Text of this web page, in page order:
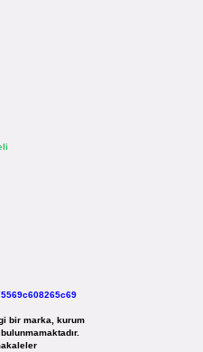
bir marka, kurum